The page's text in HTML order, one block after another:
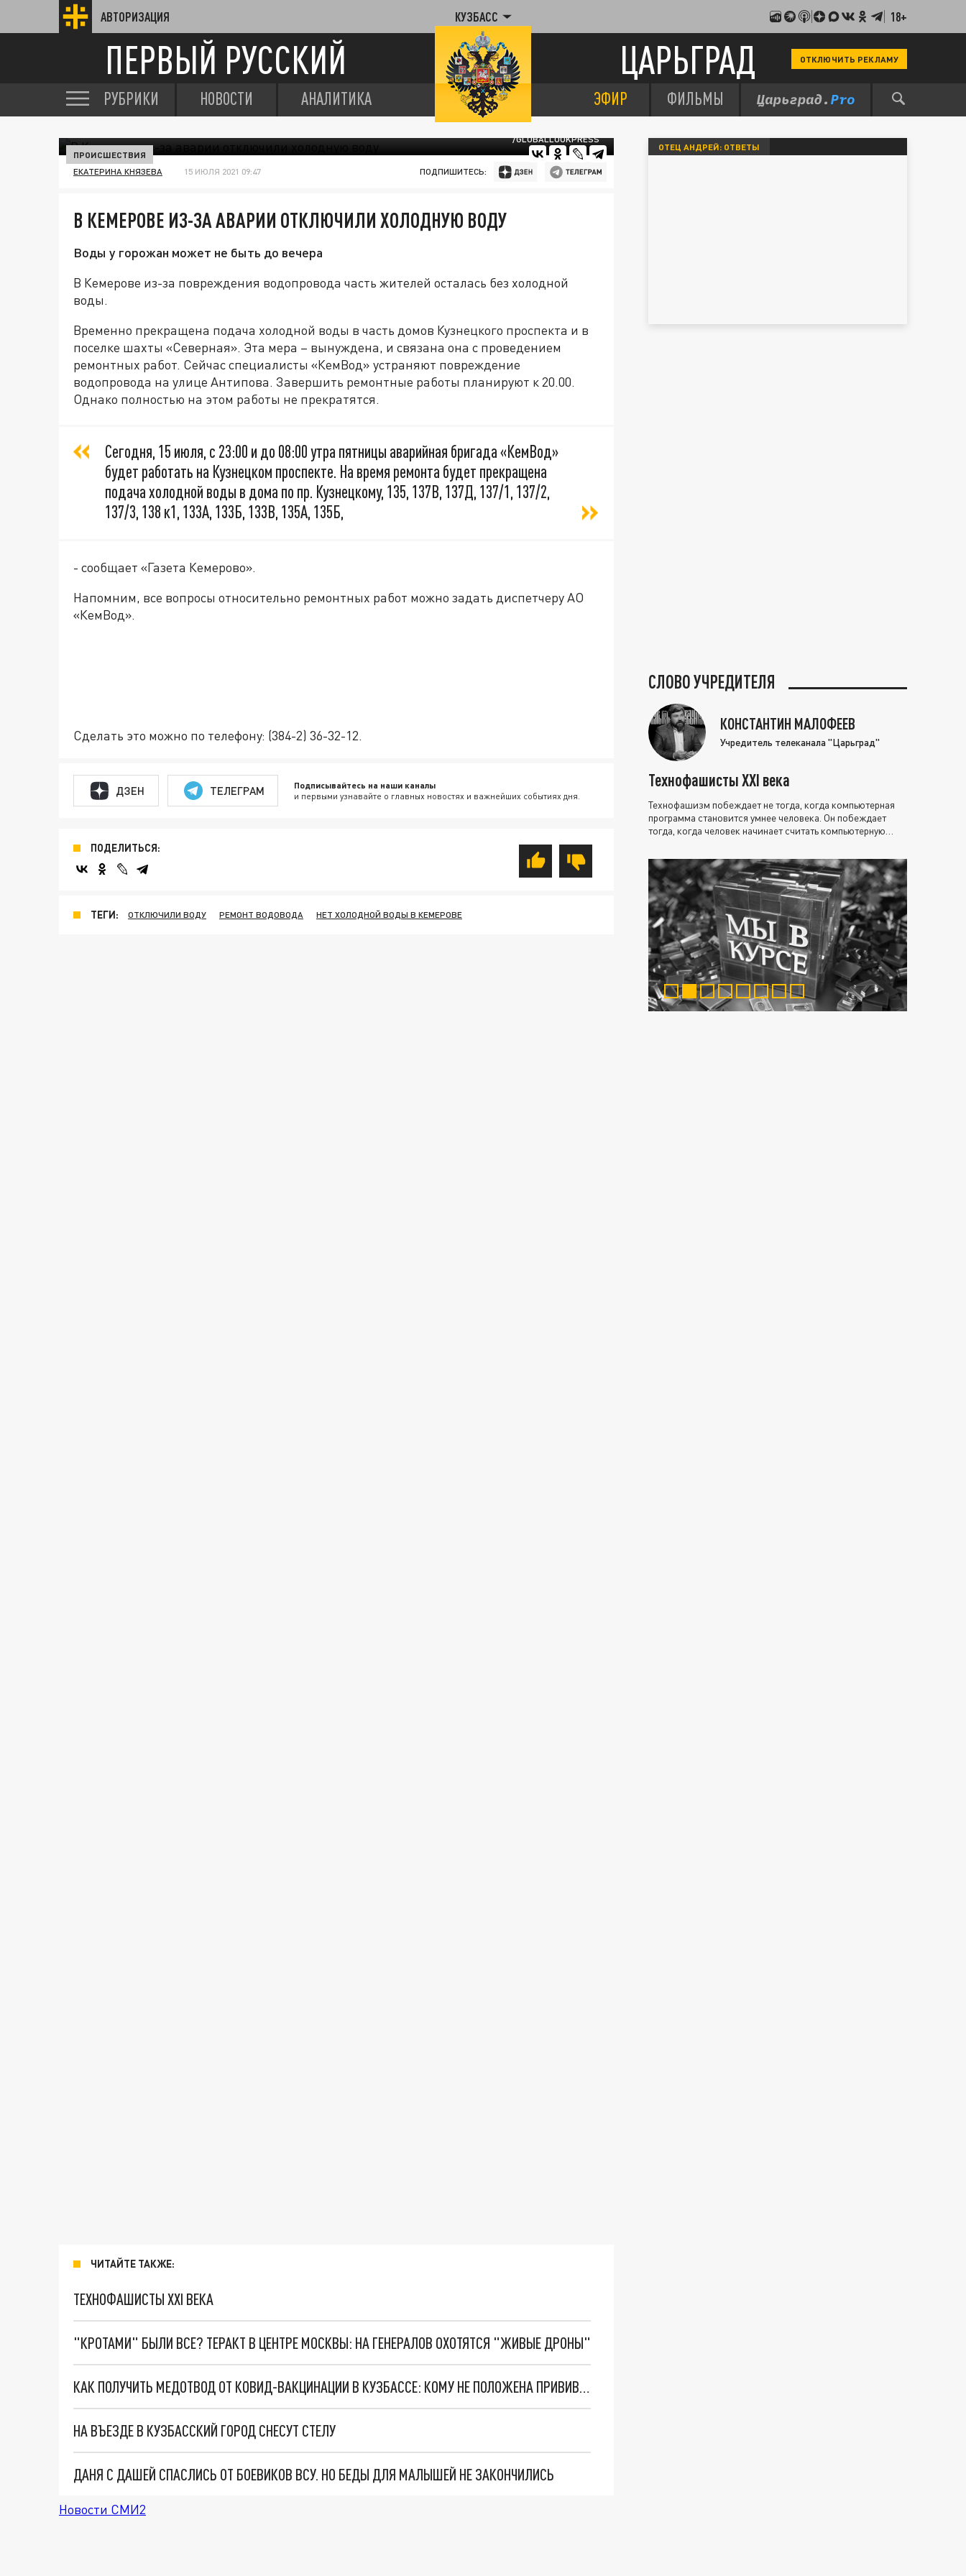
АВТОРИЗАЦИЯ КУЗБАСС 18+
ПЕРВЫЙ РУССКИЙ ЦАРЬГРАД ОТКЛЮЧИТЬ РЕКЛАМУ
РУБРИКИ НОВОСТИ АНАЛИТИКА ЭФИР ФИЛЬМЫ
/GLOBALLOOKPRESS
ПРОИСШЕСТВИЯ
ЕКАТЕРИНА КНЯЗЕВА 15 ИЮЛЯ 2021 09:47 ПОДПИШИТЕСЬ:
В КЕМЕРОВЕ ИЗ-ЗА АВАРИИ ОТКЛЮЧИЛИ ХОЛОДНУЮ ВОДУ
Воды у горожан может не быть до вечера
В Кемерове из-за повреждения водопровода часть жителей осталась без холодной
воды.
Временно прекращена подача холодной воды в часть домов Кузнецкого проспекта и в
поселке шахты «Северная». Эта мера – вынуждена, и связана она с проведением
ремонтных работ. Сейчас специалисты «КемВод» устраняют повреждение
водопровода на улице Антипова. Завершить ремонтные работы планируют к 20.00.
Однако полностью на этом работы не прекратятся.
Сегодня, 15 июля, с 23:00 и до 08:00 утра пятницы аварийная бригада «КемВод»
будет работать на Кузнецком проспекте. На время ремонта будет прекращена
подача холодной воды в дома по пр. Кузнецкому, 135, 137В, 137Д, 137/1, 137/2,
137/3, 138 к1, 133А, 133Б, 133В, 135А, 135Б,
- сообщает «Газета Кемерово».
Напомним, все вопросы относительно ремонтных работ можно задать диспетчеру АО
«КемВод».
Сделать это можно по телефону: (384-2) 36-32-12.
ДЗЕН ТЕЛЕГРАМ Подписывайтесь на наши каналы
и первыми узнавайте о главных новостях и важнейших событиях дня.
ПОДЕЛИТЬСЯ:
ТЕГИ: ОТКЛЮЧИЛИ ВОДУ РЕМОНТ ВОДОВОДА НЕТ ХОЛОДНОЙ ВОДЫ В КЕМЕРОВЕ
ЧИТАЙТЕ ТАКЖЕ:
ТЕХНОФАШИСТЫ XXI ВЕКА
"КРОТАМИ" БЫЛИ ВСЕ? ТЕРАКТ В ЦЕНТРЕ МОСКВЫ: НА ГЕНЕРАЛОВ ОХОТЯТСЯ "ЖИВЫЕ ДРОНЫ"
КАК ПОЛУЧИТЬ МЕДОТВОД ОТ КОВИД-ВАКЦИНАЦИИ В КУЗБАССЕ: КОМУ НЕ ПОЛОЖЕНА ПРИВИВКА
НА ВЪЕЗДЕ В КУЗБАССКИЙ ГОРОД СНЕСУТ СТЕЛУ
ДАНЯ С ДАШЕЙ СПАСЛИСЬ ОТ БОЕВИКОВ ВСУ. НО БЕДЫ ДЛЯ МАЛЫШЕЙ НЕ ЗАКОНЧИЛИСЬ
Новости СМИ2
ОТЕЦ АНДРЕЙ: ОТВЕТЫ
СЛОВО УЧРЕДИТЕЛЯ
КОНСТАНТИН МАЛОФЕЕВ
Учредитель телеканала "Царьград"
Технофашисты XXI века
Технофашизм побеждает не тогда, когда компьютерная
программа становится умнее человека. Он побеждает
тогда, когда человек начинает считать компьютерную